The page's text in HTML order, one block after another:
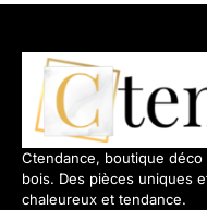
Ctendance, boutique
bois. Des pièces uniques
chaleureux et tendance.